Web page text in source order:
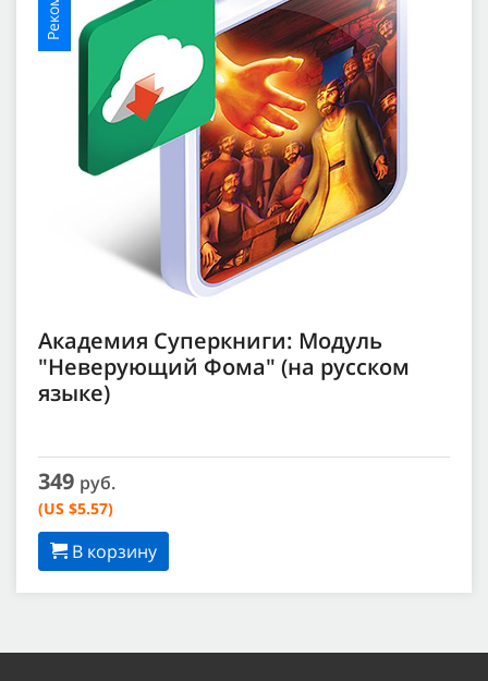
Академия Суперкниги: Модуль
"Неверующий Фома" (на русском
языке)
349 руб.
(US $5.57)
В корзину